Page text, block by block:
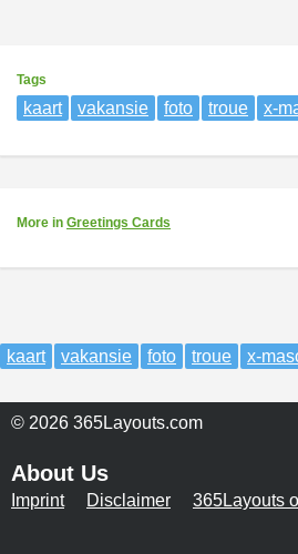
Tags
kaart vakansie foto troue x-
More in Greetings Cards
kaart vakansie foto troue x-
© 2026 365Layouts.com
About Us
Imprint Disclaimer 365Layouts